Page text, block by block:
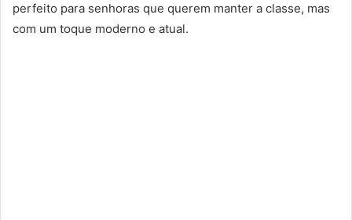
perfeito para senhoras que querem manter a classe, mas
com um toque moderno e atual.